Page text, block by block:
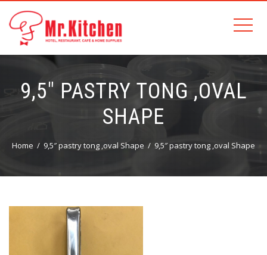
9,5″ PASTRY TONG ,OVAL
SHAPE
Home 9,5″ pastry tong ,oval Shape 9,5″ pastry tong ,oval Shape